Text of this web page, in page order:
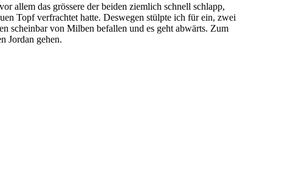
allem das grössere der beiden ziemlich schnell schlapp,
Topf verfrachtet hatte. Deswegen stülpte ich für ein, zwei
scheinbar von Milben befallen und es geht abwärts. Zum
Jordan gehen.